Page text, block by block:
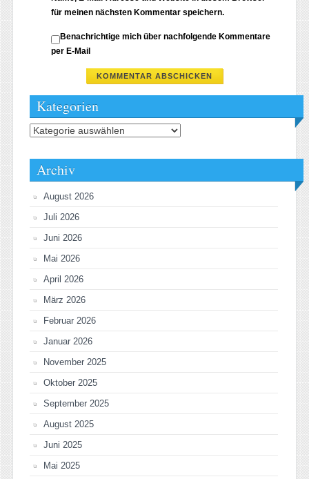
für meinen nächsten Kommentar speichern.
Benachrichtige mich über nachfolgende Kommentare
per E-Mail
Kategorien
Kategorien
Archiv
August 2026
Juli 2026
Juni 2026
Mai 2026
April 2026
März 2026
Februar 2026
Januar 2026
November 2025
Oktober 2025
September 2025
August 2025
Juni 2025
Mai 2025